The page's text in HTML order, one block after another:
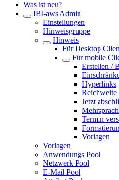
Was ist neu?
IBI-aws Admin
Einstellungen
Hinweisgruppe
Hinweis
Für Desktop
Für mobile
Erstellen /
Hyperlinks
Reichweite
Jetzt
Termin
Vorlagen
Vorlagen
Anwendungs Pool
Netzwerk Pool
E-Mail Pool